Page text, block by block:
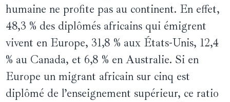
humaine ne profite pas au continent. En effet,
48,3 % des diplômés africains qui émigrent
vivent en Europe, 31,8 % aux États-Unis, 12,4
% au Canada, et 6,8 % en Australie. Si en
Europe un migrant africain sur cinq est
diplômé de l’enseignement supérieur, ce ratio